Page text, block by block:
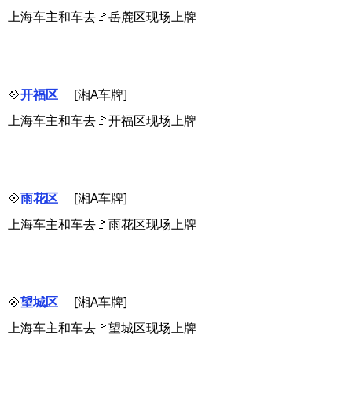
上海车主和车去🚩岳麓区现场上牌
💠开福区
[湘A车牌]
上海车主和车去🚩开福区现场上牌
💠雨花区
[湘A车牌]
上海车主和车去🚩雨花区现场上牌
💠望城区
[湘A车牌]
上海车主和车去🚩望城区现场上牌